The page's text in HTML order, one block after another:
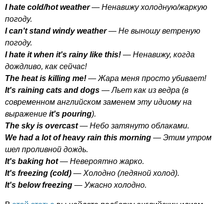
I hate cold/hot weather— Ненавижу холодную/жаркую
погоду.
I can't stand windy weather — Не выношу ветреную
погоду.
I hate it when it's rainy like this! — Ненавижу, когда
дождливо, как сейчас!
The heat is killing me! — Жара меня просто убивает!
It's raining cats and dogs — Льет как из ведра (в
современном английском заменем эту идиому на
выражение it's pouring).
The sky is overcast — Небо затянуто облаками.
We had a lot of heavy rain this morning — Этим утром
шел проливной дождь.
It's baking hot— Невероятно жарко.
It's freezing (cold) — Холодно (ледяной холод).
It's below freezing — Ужасно холодно.